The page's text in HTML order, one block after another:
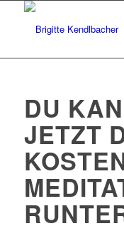
DU
JETZT